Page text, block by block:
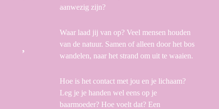
aanwezig zijn?
Waar laad jij van op? Veel mensen houden
van de natuur. Samen of alleen door het bos
wandelen, naar het strand om uit te waaien.
Hoe is het contact met jou en je lichaam?
Leg je je handen wel eens op je
baarmoeder? Hoe voelt dat? Een